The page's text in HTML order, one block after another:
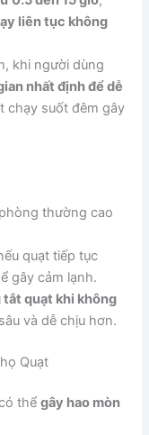
liên tục không
khi người dùng
nhất định để dễ
chạy suốt đêm gây
thường cao
quạt tiếp tục
gây cảm lạnh.
quạt khi không
và dễ chịu hơn.
Quạt
thểgây hao mòn